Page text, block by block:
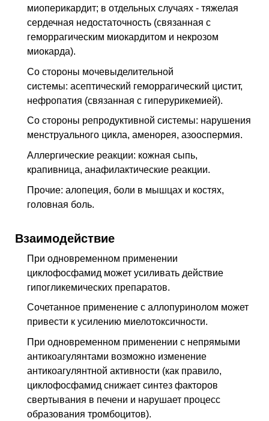
миоперикардит; в отдельных случаях - тяжелая
сердечная недостаточность (связанная с
геморрагическим миокардитом и некрозом
миокарда).
Со стороны мочевыделительной
системы: асептический геморрагический цистит,
нефропатия (связанная с гиперурикемией).
Со стороны репродуктивной системы: нарушения
менструального цикла, аменорея, азооспермия.
Аллергические реакции: кожная сыпь,
крапивница, анафилактические реакции.
Прочие: алопеция, боли в мышцах и костях,
головная боль.
Взаимодействие
При одновременном применении
циклофосфамид может усиливать действие
гипогликемических препаратов.
Сочетанное применение с аллопуринолом может
привести к усилению миелотоксичности.
При одновременном применении с непрямыми
антикоагулянтами возможно изменение
антикоагулянтной активности (как правило,
циклофосфамид снижает синтез факторов
свертывания в печени и нарушает процесс
образования тромбоцитов).